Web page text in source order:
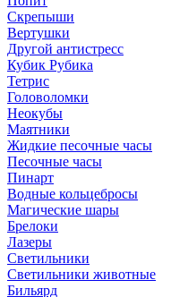
Скрепыши
Вертушки
Другой антистресс
Кубик Рубика
Тетрис
Головоломки
Неокубы
Маятники
Жидкие песочные часы
Песочные часы
Пинарт
Водные кольцебросы
Магические шары
Брелоки
Лазеры
Светильники
Светильники животные
Бильярд